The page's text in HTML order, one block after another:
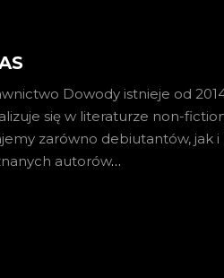
Dowody istnieje od
się w literaturze non-
zarówno debiutantów, jak i
autorów…